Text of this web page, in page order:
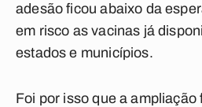
adesão ficou abaixo da
em risco as vacinas já
estados e municípios.
Foi por isso que a ampliação